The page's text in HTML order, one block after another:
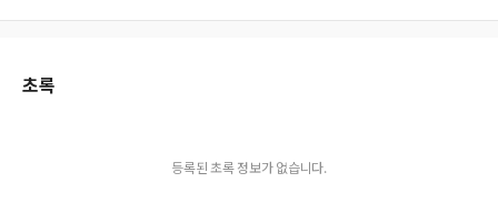
초록
등록된 초록 정보가 없습니다.